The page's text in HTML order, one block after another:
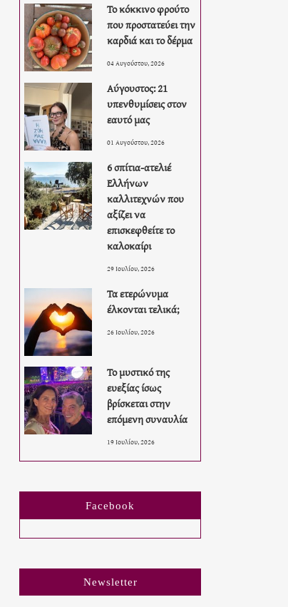
Το κόκκινο φρούτο
που προστατεύει την
καρδιά και το δέρμα
04 Αυγούστου, 2026
Αύγουστος: 21
υπενθυμίσεις στον
εαυτό μας
01 Αυγούστου, 2026
6 σπίτια-ατελιέ
Ελλήνων
καλλιτεχνών που
αξίζει να
επισκεφθείτε το
καλοκαίρι
29 Ιουλίου, 2026
Τα ετερώνυμα
έλκονται τελικά;
26 Ιουλίου, 2026
Το μυστικό της
ευεξίας ίσως
βρίσκεται στην
επόμενη συναυλία
19 Ιουλίου, 2026
Facebook
Newsletter